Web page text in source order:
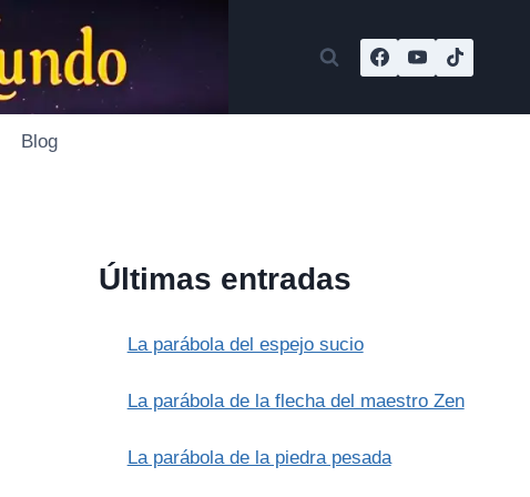
Blog
Últimas entradas
La parábola del espejo sucio
La parábola de la flecha del maestro Zen
La parábola de la piedra pesada